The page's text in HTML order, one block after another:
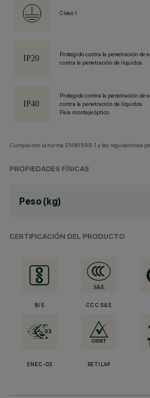
Class I
Protegido contra la penetración de
contra la penetración de líquidos.
Protegido contra la penetración de
contra la penetración de líquidos.
Para montaje óptico
Cumple con la norma EN60598-1 y las regulaciones
PROPIEDADES FÍSICAS
Peso (kg)
CERTIFICACIÓN DEL PRODUCTO
BIS CCC S&E
ENEC-03 RETILAP